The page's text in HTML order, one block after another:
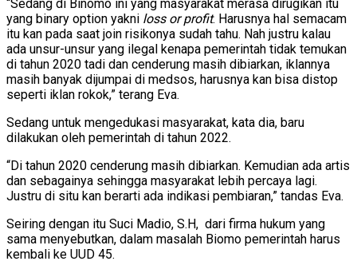
“Sedang di Binomo ini yang masyarakat merasa dirugikan itu
yang binary option yakni loss or profit. Harusnya hal semacam
itu kan pada saat join risikonya sudah tahu. Nah justru kalau
ada unsur-unsur yang ilegal kenapa pemerintah tidak temukan
di tahun 2020 tadi dan cenderung masih dibiarkan, iklannya
masih banyak dijumpai di medsos, harusnya kan bisa distop
seperti iklan rokok,” terang Eva.
Sedang untuk mengedukasi masyarakat, kata dia, baru
dilakukan oleh pemerintah di tahun 2022.
“Di tahun 2020 cenderung masih dibiarkan. Kemudian ada artis
dan sebagainya sehingga masyarakat lebih percaya lagi.
Justru di situ kan berarti ada indikasi pembiaran,” tandas Eva.
Seiring dengan itu Suci Madio, S.H, dari firma hukum yang
sama menyebutkan, dalam masalah Biomo pemerintah harus
kembali ke UUD 45.